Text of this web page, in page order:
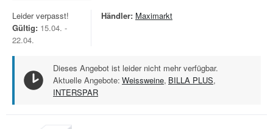
Leider verpasst!
Gültig: 15.04. -
22.04.
Händler: Maximarkt
Dieses Angebot ist leider nicht mehr verfügbar.
Aktuelle Angebote: Weissweine, BILLA PLUS,
INTERSPAR